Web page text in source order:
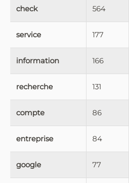
check 564
service 177
information 166
recherche 131
compte 86
entreprise 84
google 77